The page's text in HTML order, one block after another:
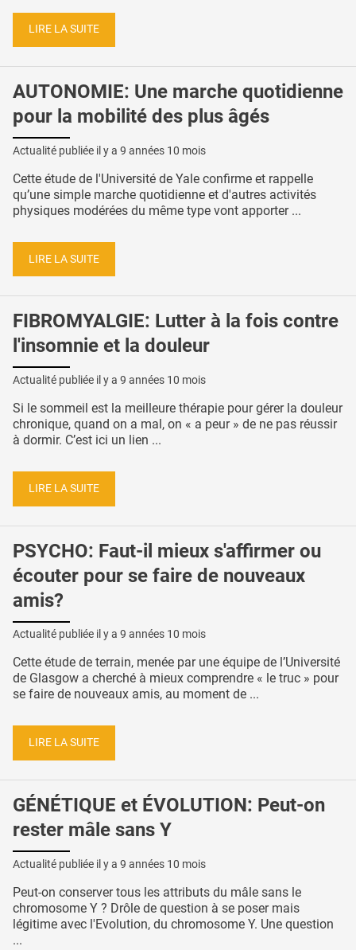
LIRE LA SUITE
AUTONOMIE: Une marche quotidienne
pour la mobilité des plus âgés
Actualité publiée il y a 9 années 10 mois
Cette étude de l'Université de Yale confirme et rappelle
qu’une simple marche quotidienne et d'autres activités
physiques modérées du même type vont apporter ...
LIRE LA SUITE
FIBROMYALGIE: Lutter à la fois contre
l'insomnie et la douleur
Actualité publiée il y a 9 années 10 mois
Si le sommeil est la meilleure thérapie pour gérer la douleur
chronique, quand on a mal, on « a peur » de ne pas réussir
à dormir. C’est ici un lien ...
LIRE LA SUITE
PSYCHO: Faut-il mieux s'affirmer ou
écouter pour se faire de nouveaux
amis?
Actualité publiée il y a 9 années 10 mois
Cette étude de terrain, menée par une équipe de l’Université
de Glasgow a cherché à mieux comprendre « le truc » pour
se faire de nouveaux amis, au moment de ...
LIRE LA SUITE
GÉNÉTIQUE et ÉVOLUTION: Peut-on
rester mâle sans Y
Actualité publiée il y a 9 années 10 mois
Peut-on conserver tous les attributs du mâle sans le
chromosome Y ? Drôle de question à se poser mais
légitime avec l'Evolution, du chromosome Y. Une question
...